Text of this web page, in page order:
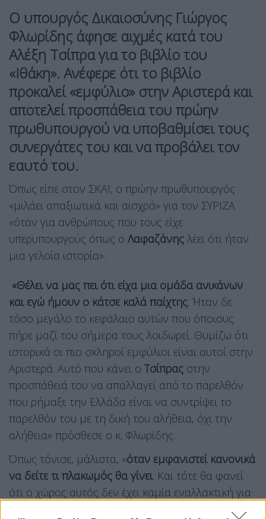
Ο υπουργός Δικαιοσύνης Γιώργος
Φλωρίδης άφησε αιχμές κατά του
Αλέξη Τσίπρα για το βιβλίο του
«Ιθάκη». Ανέφερε ότι το βιβλίο
προκαλεί «εμφύλιο» στην Αριστερά και
αποτελεί προσπάθεια του πρώην
πρωθυπουργού να υποβαθμίσει τους
συνεργάτες του και να προβάλει τον
εαυτό του.
Όπως είπε στον ΣΚΑΪ, ο πρώην πρωθυπουργός
«μιλάει απαξιωτικά και αισχρά» για τον ΣΥΡΙΖΑ
«όταν για ανθρώπους που τους είχε
υπερυπουργούς όπως ο Λαφαζάνης λέει ότι ήταν
μια γελοία ιστορία».
«Θέλει να μας πει ότι είχα μια ομάδα ανικάνων
και εγώ ήμουν ο κάτσε καλά παίχτης. Ήταν δε
τόσο μεγάλο το κεφάλαιο αυτών που όποιους
πήρε μαζί του σήμερα τους λοιδωρεί. Θυμίζω ότι
ιστορικά οι πιο σκληροί εμφύλιοι είναι αυτοί στην
Αριστερά. Αυτό που κάνει ο Τσίπρας στην
προσπάθειά του να απαλλαγεί από το παρελθόν
που ρήμαξε την Ελλάδα είναι να συντρίψει το
παρελθόν του με τη δική του αλήθεια, όχι την
αλήθεια» πρόσθεσε ο κ. Φλωρίδης.
Όπως τόνισε, μάλιστα, «όταν εμφανιστεί κανονικά
να δείτε τι πλακωμός θα γίνει. Και τότε θα φανεί
ότι ο χώρος αυτός δεν έχει καμία εναλλακτική για